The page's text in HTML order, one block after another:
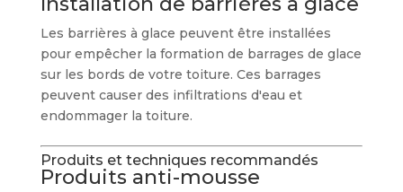
Les barrières à glace peuvent être installées
pour empêcher la formation de barrages de glace
sur les bords de votre toiture. Ces barrages
peuvent causer des infiltrations d'eau et
endommager la toiture.
Produits et techniques recommandés
Produits anti-mousse